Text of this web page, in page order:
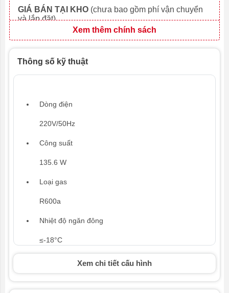
GIÁ BÁN TẠI KHO (chưa bao gồm phí vận chuyển
và lắp đặt)
Xem thêm chính sách
Thông số kỹ thuật
Dòng điện
220V/50Hz
Công suất
135.6 W
Loại gas
R600a
Nhiệt độ ngăn đông
≤-18°C
Xem chi tiết cấu hình